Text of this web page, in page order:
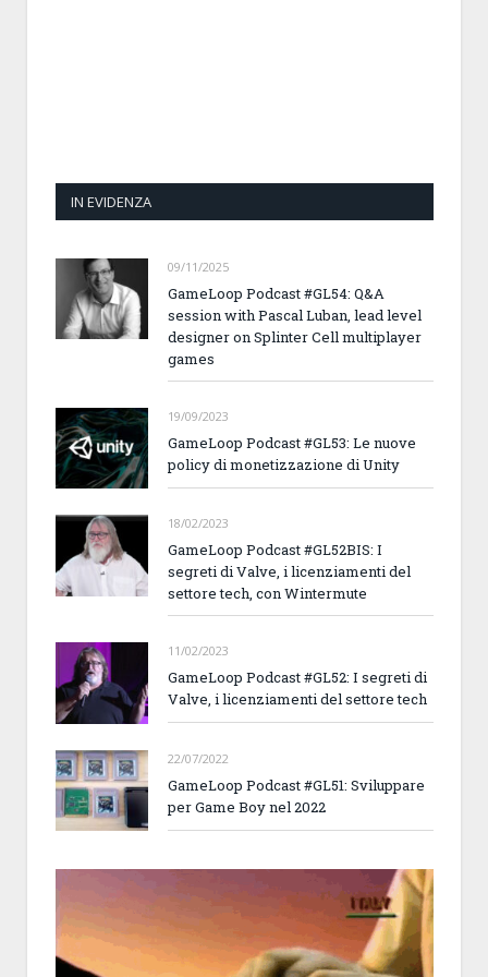
IN EVIDENZA
09/11/2025
GameLoop Podcast #GL54: Q&A
session with Pascal Luban, lead level
designer on Splinter Cell multiplayer
games
19/09/2023
GameLoop Podcast #GL53: Le nuove
policy di monetizzazione di Unity
18/02/2023
GameLoop Podcast #GL52BIS: I
segreti di Valve, i licenziamenti del
settore tech, con Wintermute
11/02/2023
GameLoop Podcast #GL52: I segreti di
Valve, i licenziamenti del settore tech
22/07/2022
GameLoop Podcast #GL51: Sviluppare
per Game Boy nel 2022